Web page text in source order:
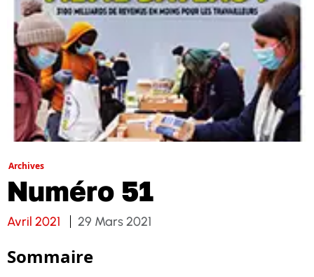
Archives
Numéro 51
Avril 2021 29 Mars 2021
Sommaire